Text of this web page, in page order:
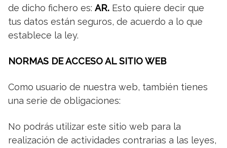
de dicho fichero es: AR. Esto quiere decir que
tus datos están seguros, de acuerdo a lo que
establece la ley.
NORMAS DE ACCESO AL SITIO WEB
Como usuario de nuestra web, también tienes
una serie de obligaciones:
No podrás utilizar este sitio web para la
realización de actividades contrarias a las leyes,